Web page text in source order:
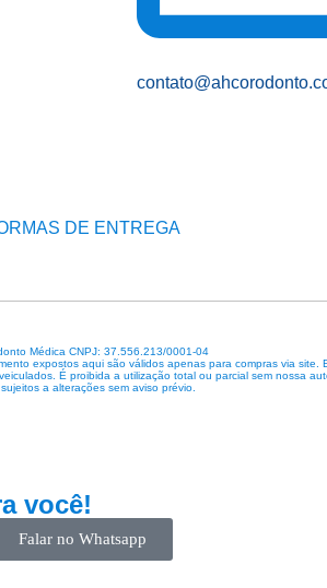
DE ENTREGA
Médica CNPJ: 37.556.213/0001-04
expostos aqui são válidos apenas para compras via
É proibida a utilização total ou parcial sem nossa
a alterações sem aviso prévio.
você!
Falar no Whatsapp